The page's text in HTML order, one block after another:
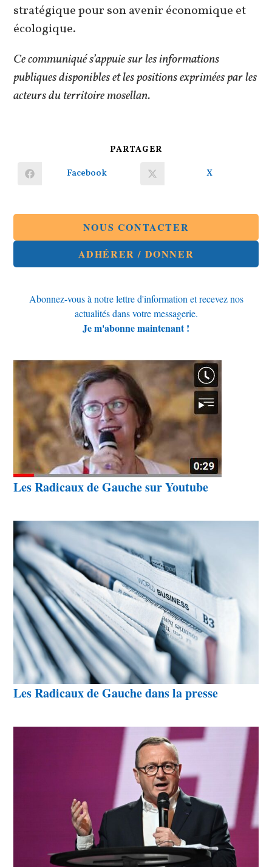
stratégique pour son avenir économique et
écologique.
Ce communiqué s’appuie sur les informations
publiques disponibles et les positions exprimées par les
acteurs du territoire mosellan.
PARTAGER
Ouvrir
Facebook Ouvrir
X
NOUS CONTACTER
ADHÉRER / DONNER
Abonnez-vous à notre lettre d'information et recevez nos
actualités dans votre messagerie.
Je m'abonne maintenant !
Les Radicaux de Gauche sur Youtube
Les Radicaux de Gauche dans la presse